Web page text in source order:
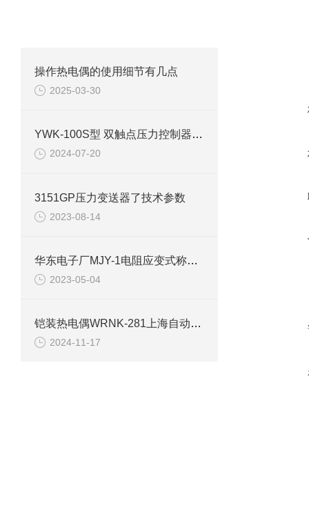
操作热电偶的使用细节有几点
2025-03-30
YWK-100S型 双触点压力控制器技术参数介绍
2024-07-20
3151GP压力变送器了技术参数
2023-08-14
华东电子厂MJY-1电阻应变式称重传感器选用的规则
2023-05-04
铠装热电偶WRNK-281上海自动化仪表三厂
2024-11-17